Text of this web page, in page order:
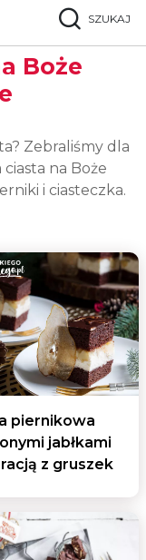
SZUKAJ
Boże
Zebraliśmy dla
na Boże
i ciasteczka.
piernikowa
jabłkami
z gruszek